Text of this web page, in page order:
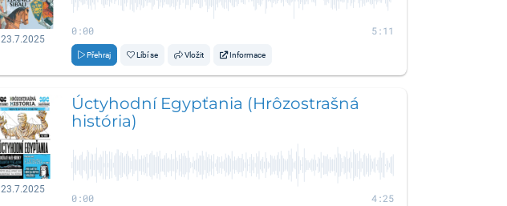
23.7.2025
0:00 5:11
Přehraj Líbí se Vložit Informace
23.7.2025
Úctyhodní Egypťania (Hrôzostrašná
história)
0:00 4:25